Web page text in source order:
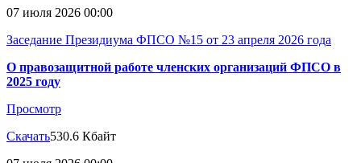
07 июля 2026 00:00
Заседание Президиума ФПСО №15 от 23 апреля 2026 года
О правозащитной работе членских организаций ФПСО в
2025 году
Просмотр
Скачать530.6 Кбайт